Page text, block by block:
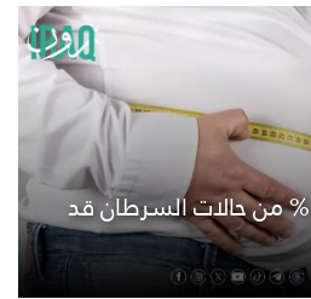
دراسة: أكثر من 10% من حالات السرطان قد